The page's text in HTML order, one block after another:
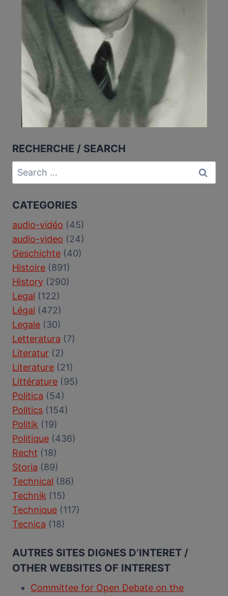
RECHERCHE / SEARCH
Search
for:
CATEGORIES
audio-vidéo (45)
audio-video (24)
Geschichte (40)
Histoire (891)
History (290)
Legal (122)
Légal (472)
Legale (30)
Letteratura (7)
Literatur (2)
Literature (21)
Littérature (95)
Politica (54)
Politics (154)
Politik (19)
Politique (436)
Recht (18)
Storia (89)
Technical (86)
Technik (15)
Technique (117)
Tecnica (18)
AUTRES SITES DIGNES D’INTERET /
OTHER WEBSITES OF INTEREST
Committee for Open Debate on the